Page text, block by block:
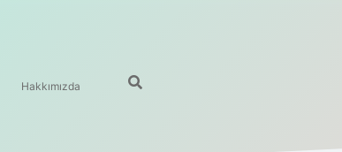
Hakkımızda